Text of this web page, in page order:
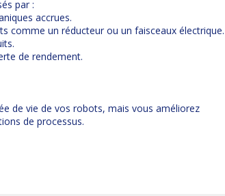
par :
accrues.
comme un réducteur ou un faisceaux électrique.
de rendement.
de vie de vos robots, mais vous améliorez
de processus.